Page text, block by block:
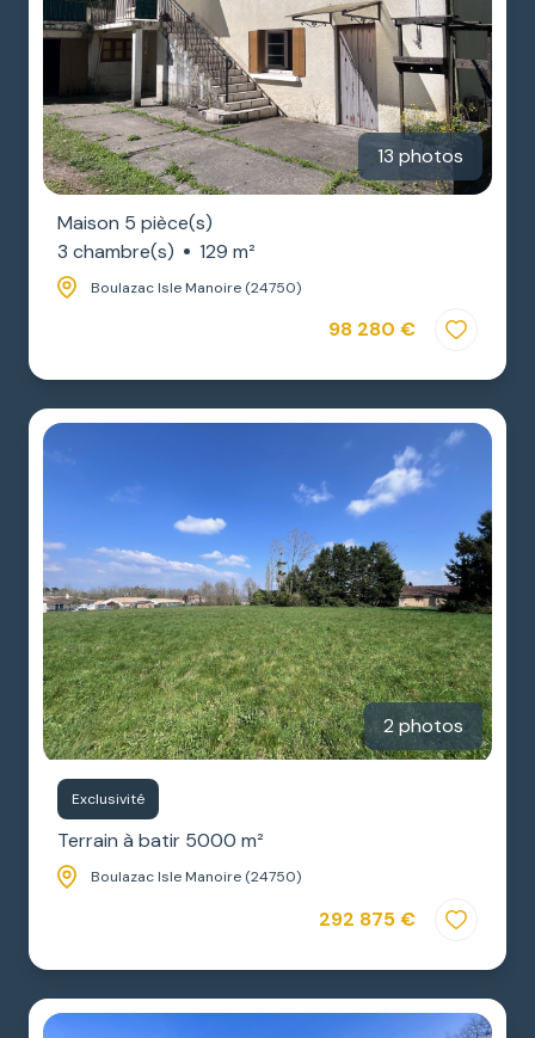
13 photos
Maison 5 pièce(s)
3 chambre(s)
129 m²
Boulazac Isle Manoire (24750)
98 280 €
2 photos
Exclusivité
Terrain à batir 5000 m²
Boulazac Isle Manoire (24750)
292 875 €